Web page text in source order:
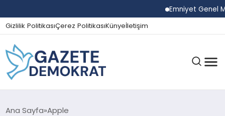
Emniyet Genel
Gizlilik PolitikasıÇerez PolitikasıKünyeİletişim
GÜNDEM
Ana Sayfa Apple